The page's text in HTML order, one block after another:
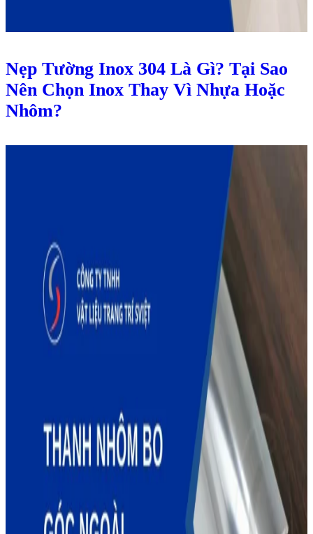
Nẹp Tường Inox 304 Là Gì? Tại Sao
Nên Chọn Inox Thay Vì Nhựa Hoặc
Nhôm?